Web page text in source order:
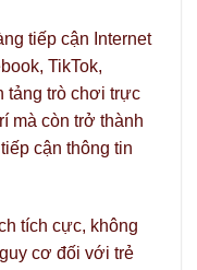
tiếp cận Internet
TikTok,
tảng trò chơi trực
mà còn trở thành
cận thông tin
tích cực, không
cơ đối với trẻ